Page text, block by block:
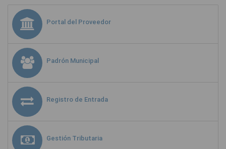
Portal del Proveedor
Padrón Municipal
Registro de Entrada
Gestión Tributaria